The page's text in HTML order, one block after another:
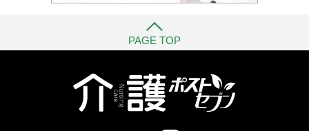
PAGE TOP